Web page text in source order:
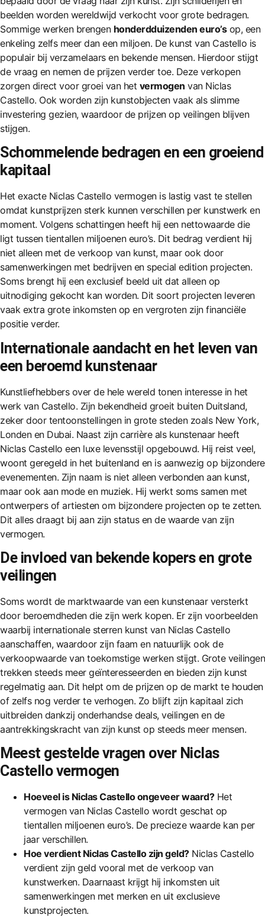
beelden worden wereldwijd verkocht voor grote bedragen.
Sommige werken brengen honderdduizenden euro’sop, een
enkeling zelfs meer dan een miljoen. De kunst van Castello is
populair bij verzamelaars en bekende mensen. Hierdoor stijgt
de vraag en nemen de prijzen verder toe. Deze verkopen
zorgen direct voor groei van het vermogen van Niclas
Castello. Ook worden zijn kunstobjecten vaak als slimme
investering gezien, waardoor de prijzen op veilingen blijven
stijgen.
Schommelende bedragen en een groeiend
kapitaal
Het exacte Niclas Castello vermogen is lastig vast te stellen
omdat kunstprijzen sterk kunnen verschillen per kunstwerk en
moment. Volgens schattingen heeft hij een nettowaarde die
ligt tussen tientallen miljoenen euro’s. Dit bedrag verdient hij
niet alleen met de verkoop van kunst, maar ook door
samenwerkingen met bedrijven en special edition projecten.
Soms brengt hij een exclusief beeld uit dat alleen op
uitnodiging gekocht kan worden. Dit soort projecten leveren
vaak extra grote inkomsten op en vergroten zijn financiële
positie verder.
Internationale aandacht en het leven van
een beroemd kunstenaar
Kunstliefhebbers over de hele wereld tonen interesse in het
werk van Castello. Zijn bekendheid groeit buiten Duitsland,
zeker door tentoonstellingen in grote steden zoals New York,
Londen en Dubai. Naast zijn carrière als kunstenaar heeft
Niclas Castello een luxe levensstijl opgebouwd. Hij reist veel,
woont geregeld in het buitenland en is aanwezig op bijzondere
evenementen. Zijn naam is niet alleen verbonden aan kunst,
maar ook aan mode en muziek. Hij werkt soms samen met
ontwerpers of artiesten om bijzondere projecten op te zetten.
Dit alles draagt bij aan zijn status en de waarde van zijn
vermogen.
De invloed van bekende kopers en grote
veilingen
Soms wordt de marktwaarde van een kunstenaar versterkt
door beroemdheden die zijn werk kopen. Er zijn voorbeelden
waarbij internationale sterren kunst van Niclas Castello
aanschaffen, waardoor zijn faam en natuurlijk ook de
verkoopwaarde van toekomstige werken stijgt. Grote veilingen
trekken steeds meer geïnteresseerden en bieden zijn kunst
regelmatig aan. Dit helpt om de prijzen op de markt te houden
of zelfs nog verder te verhogen. Zo blijft zijn kapitaal zich
uitbreiden dankzij onderhandse deals, veilingen en de
aantrekkingskracht van zijn kunst op steeds meer mensen.
Meest gestelde vragen over Niclas
Castello vermogen
Hoeveel is Niclas Castello ongeveer waard?Het
vermogen van Niclas Castello wordt geschat op
tientallen miljoenen euro’s. De precieze waarde kan per
jaar verschillen.
Hoe verdient Niclas Castello zijn geld?Niclas Castello
verdient zijn geld vooral met de verkoop van
kunstwerken. Daarnaast krijgt hij inkomsten uit
samenwerkingen met merken en uit exclusieve
kunstprojecten.